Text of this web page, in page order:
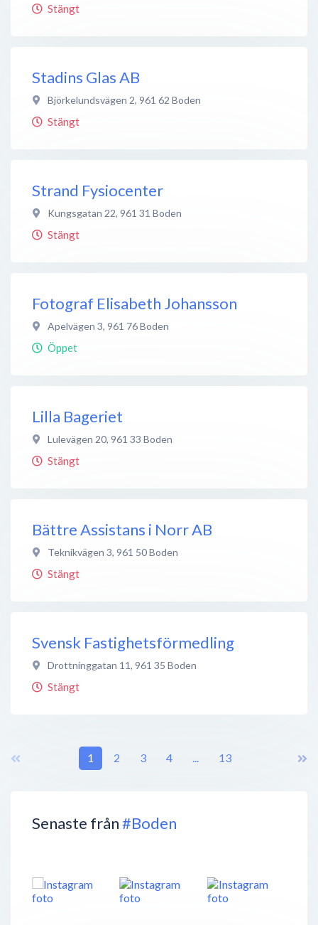
Senaste från#Boden
Stängt
Stadins Glas AB
Björkelundsvägen 2, 961 62 Boden
Stängt
Strand Fysiocenter
Kungsgatan 22, 961 31 Boden
Stängt
Fotograf Elisabeth Johansson
Apelvägen 3, 961 76Boden
Öppet
Lilla Bageriet
Lulevägen 20, 961 33 Boden
Stängt
Bättre Assistans i Norr AB
Teknikvägen 3, 961 50Boden
Stängt
Svensk Fastighetsförmedling
Drottninggatan 11, 961 35 Boden
Stängt
1 2 3 4 ... 13